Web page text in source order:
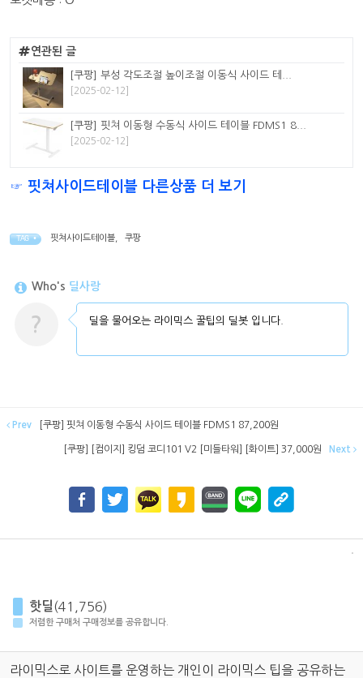
연관된 글
[쿠팡] 부성 각도조절 높이조절 이동식 사이드 테...
[2025-02-12]
[쿠팡] 핏쳐 이동형 수동식 사이드 테이블 FDMS1 8...
[2025-02-12]
☞ 핏쳐사이드테이블 다른상품 더 보기
TAG • 핏쳐사이드테이블 쿠팡
Who's 딜사랑
? 딜을 물어오는 라이믹스 꿀팁의 딜봇 입니다.
Prev [쿠팡] 핏쳐 이동형 수동식 사이드 테이블 FDMS1 87,200원
[쿠팡] [컴이지] 킹덤 코디101 V2 [미들타워] [화이트] 37,000원 Next
핫딜 (41,756)
저렴한 구매처 구매정보를 공유합니다.
라이믹스로 사이트를 운영하는 개인이 라이믹스 팁을 공유하는